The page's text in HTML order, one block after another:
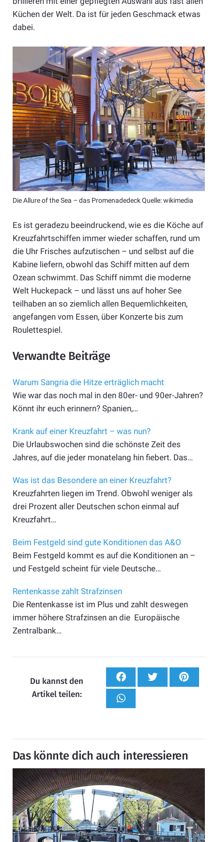
Küchen der Welt. Da ist für jeden Geschmack etwas
dabei.
Die Allure of the Sea – das Promenadedeck Quelle: wikimedia
Es ist geradezu beeindruckend, wie es die Köche auf
Kreuzfahrtschiffen immer wieder schaffen, rund um
die Uhr Frisches aufzutischen – und selbst auf die
Kabine liefern, obwohl das Schiff mitten auf dem
Ozean schwimmt. Das Schiff nimmt die moderne
Welt Huckepack – und lässt uns auf hoher See
teilhaben an so ziemlich allen Bequemlichkeiten,
angefangen vom Essen, über Konzerte bis zum
Roulettespiel.
Verwandte Beiträge
Warum Sangria die Hitze erträglich macht
Wie war das noch mal in den 80er- und 90er-Jahren?
Könnt ihr euch erinnern? Spanien,…
Krank auf einer Kreuzfahrt – was nun?
Die Urlaubswochen sind die schönste Zeit des
Jahres, auf die jeder monatelang hin fiebert. Das…
Was ist das Besondere an einer Kreuzfahrt?
Kreuzfahrten liegen im Trend. Obwohl weniger als
drei Prozent aller Deutschen schon einmal auf
Kreuzfahrt…
Beim Festgeld sind gute Konditionen das A&O
Beim Festgeld kommt es auf die Konditionen an –
und Festgeld scheint für viele Deutsche…
Rentenkasse zahlt Strafzinsen
Die Rentenkasse ist im Plus und zahlt deswegen
immer höhere Strafzinsen an die Europäische
Zentralbank…
Du kannst den
Artikel teilen:
Das könnte dich auch interessieren